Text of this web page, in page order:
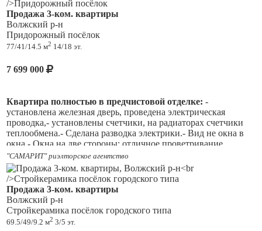
? Инфраструктура — всё рядом:
— 3 детских сада
— школа
— поликлиника
— магазины
отличный вариант для тех, кто хочет тишины, но работает в
Самаре
Квартира, в которую можно заехать сразу и постепенно
сделать под себя — без переплаты за чужой ремонт
? Пишите/звоните — покажем в удобное время
1 собственник.
Торг при осмотре .
Время осмотра по договорённости.
Звоните!
Продажа 3-ком. квартиры
Волжский р-н
Придорожный посёлок
77/41/14.5 м2 14/18 эт.
7 699 000
Квартира полностью в предчистовой отделке: -
установлена железная дверь, проведена электрическая
проводка,- установлены счетчики, на радиаторах счетчики
теплообмена.- Сделана разводка электрики.- Вид не окна в
окна.- Окна на две стороны: отличное проветривание
квартиры.- 2 сан.узла- идеально для проживания нескольких
человек.- Раздельные комнаты: 15 м2, 11 м2, 15,6 м2.-
Просторная кухня: 14,5м2- прекрасно подойдет для
размещения гостей.
- документы полностью готовы для сделки.
Во дворе есть места для парковки, рядом Пятерочка, детсад,
"САМАРИТ" риэлторское агентство
Продажа 3-ком. квартиры
Волжский р-н
Стройкерамика посёлок городского типа
69.5/49/9.2 м2 3/5 эт.